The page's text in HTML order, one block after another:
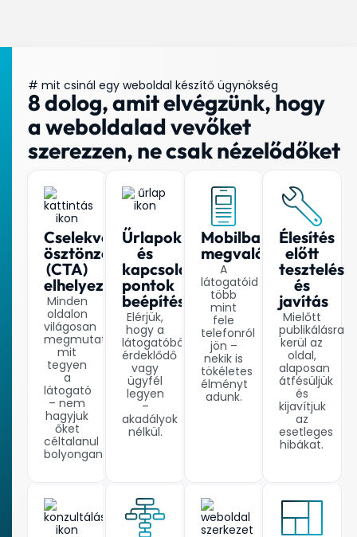
# mit csinál egy weboldal készítő ügynökség
8 dolog, amit elvégzünk, hogy
a weboldalad vevőket
szerezzen, ne csak nézelődőket
Cselekvésre
ösztönzés
(CTA)
elhelyezése
Minden
oldalon
világosan
megmutatjuk,
mit
tegyen
a
látogató
– nem
hagyjuk
őket
céltalanul
bolyongani.
Űrlapok
és
kapcsolatfelvételi
pontok
beépítése
Elérjük,
hogy a
látogatóból
érdeklődő
vagy
ügyfél
legyen
–
akadályok
nélkül.
Mobilbarát
megvalósítás
A
látogatóid
több
mint
fele
telefonról
jön –
nekik is
tökéletes
élményt
adunk.
Élesítés
előtt
tesztelés
és
javítás
Mielőtt
publikálásra
kerül az
oldal,
alaposan
átfésüljük
és
kijavítjuk
az
esetleges
hibákat.